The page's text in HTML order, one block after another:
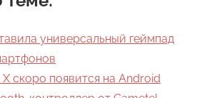
универсальный геймпад
X скоро появится на Android